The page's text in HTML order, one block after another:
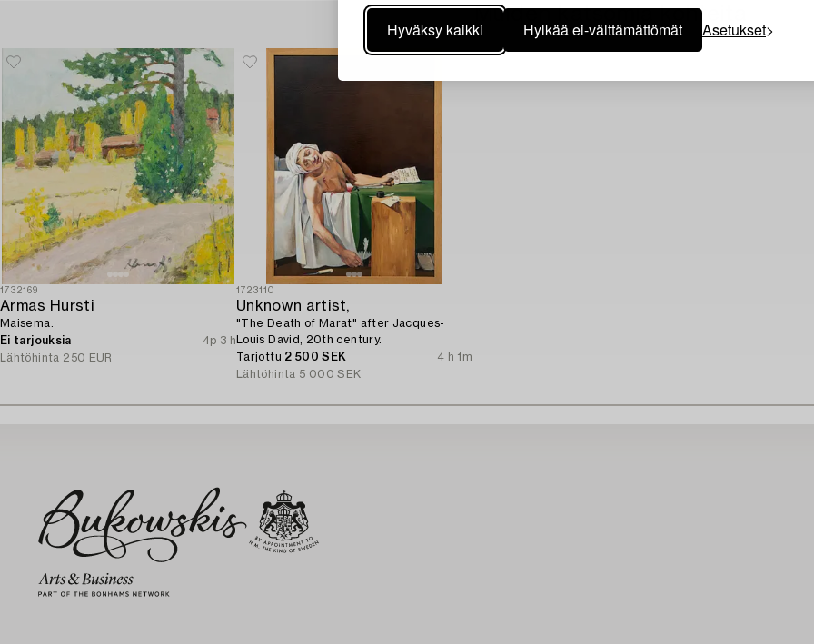
Hyväksy kaikki Hylkää ei-välttämättömät Asetukset
Muiden katsomia kohteita
1732169
Armas Hursti
Maisema.
Ei tarjouksia
4p 3 h
Lähtöhinta 250 EUR
1723110
Unknown artist,
"The Death of Marat" after Jacques-
Louis David, 20th century.
Tarjottu 2 500 SEK
4 h 1m
Lähtöhinta 5 000 SEK